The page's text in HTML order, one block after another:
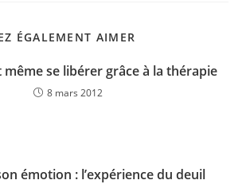
ÉGALEMENT AIMER
se libérer grâce à la thérapie
8 mars 2012
émotion : l’expérience du deuil